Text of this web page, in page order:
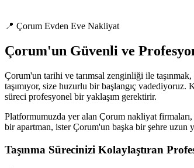
📍 Çorum Evden Eve Nakliyat
Çorum'un Güvenli ve
Çorum'un tarihi ve tarımsal zenginliği ile
taşımıyor, size huzurlu bir başlangıç
süreci profesyonel bir yaklaşım gerektirir.
Platformumuzda yer alan Çorum nakliyat
bir apartman, ister Çorum'un başka bir şehre uzun
Taşınma Sürecinizi Kolaylaştıran